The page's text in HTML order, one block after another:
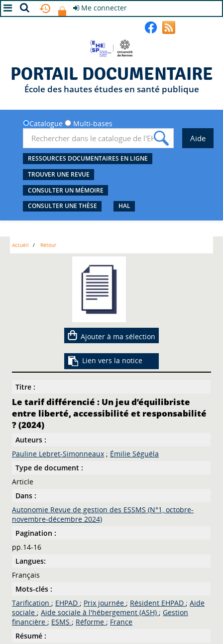
Me connecter
PORTAIL DOCUMENTAIRE
École des hautes études en santé publique
Catalogue Multi-bases
RESSOURCES DOCUMENTAIRES EN LIGNE
TROUVER UNE REVUE
CONSULTER UN MÉMOIRE
CONSULTER UNE THÈSE
HAL
Accueil Retour
Ajouter à ma sélection
Lien vers la notice
Titre :
Le tarif différencié : Un jeu d’équilibriste
entre liberté, accessibilité et responsabilité
? (2024)
Auteurs :
Pauline Lebret-Simonneaux ; Émilie Séguéla
Type de document :
Article
Dans :
Autonomie Revue de gestion des ESSMS (N°1, octobre-
novembre-décembre 2024)
Pagination :
pp.14-16
Langues:
Français
Mots-clés :
Tarification ; EHPAD ; Prix journée ; Résident EHPAD ; Aide
sociale ; Aide sociale à l'hébergement (ASH) ; Gestion
financière ; ESMS ; Réforme ; France
Résumé :